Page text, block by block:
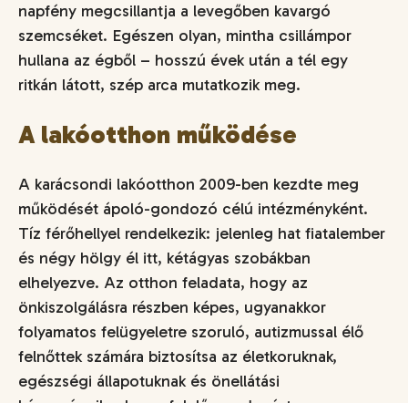
napfény megcsillantja a levegőben kavargó
szemcséket. Egészen olyan, mintha csillámpor
hullana az égből – hosszú évek után a tél egy
ritkán látott, szép arca mutatkozik meg.
A lakóotthon működése
A karácsondi lakóotthon 2009-ben kezdte meg
működését ápoló-gondozó célú intézményként.
Tíz férőhellyel rendelkezik: jelenleg hat fiatalember
és négy hölgy él itt, kétágyas szobákban
elhelyezve. Az otthon feladata, hogy az
önkiszolgálásra részben képes, ugyanakkor
folyamatos felügyeletre szoruló, autizmussal élő
felnőttek számára biztosítsa az életkoruknak,
egészségi állapotuknak és önellátási